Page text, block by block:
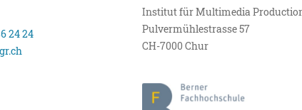
24 24
Institut für Multimedia
Pulvermühlestrasse 57
CH-7000 Chur